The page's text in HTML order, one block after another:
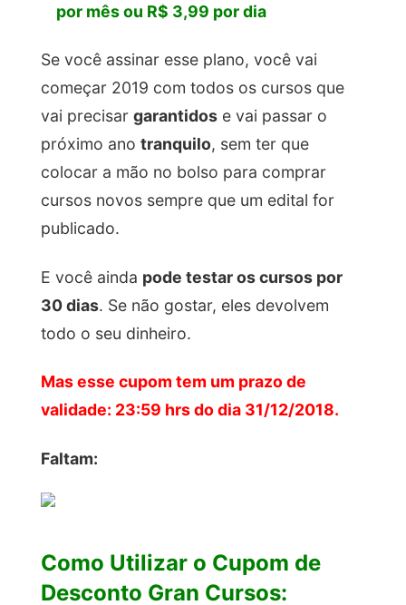
por mês ou R$ 3,99 por dia
Se você assinar esse plano, você vai
começar 2019 com todos os cursos que
vai precisar garantidose vai passar o
próximo ano tranquilo, sem ter que
colocar a mão no bolso para comprar
cursos novos sempre que um edital for
publicado.
E você ainda pode testar os cursos por
30 dias. Se não gostar, eles devolvem
todo o seu dinheiro.
Mas esse cupom tem um prazo de
validade: 23:59 hrs do dia 31/12/2018.
Faltam:
Como Utilizar o Cupom de
Desconto Gran Cursos: